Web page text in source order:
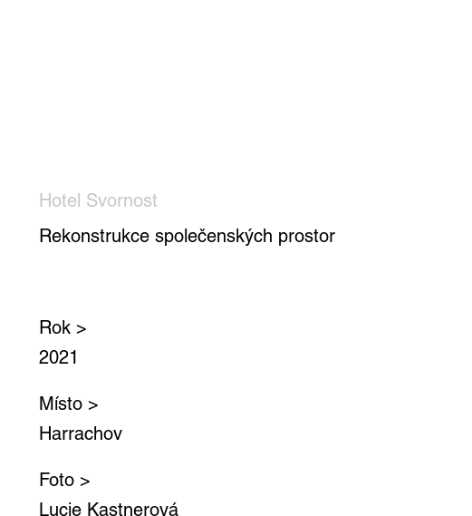
Hotel Svornost
Rekonstrukce společenských prostor
Rok >
2021
Místo >
Harrachov
Foto >
Lucie Kastnerová